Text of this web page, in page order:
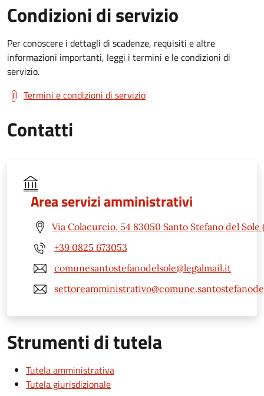
Condizioni di servizio
Per conoscere i dettagli di scadenze, requisiti e altre
informazioni importanti, leggi i termini e le condizioni di
servizio.
Termini e condizioni di servizio
Contatti
Area servizi amministrativi
Via Colacurcio, 54 83050 Santo Stefano del Sole
+39 0825 673053
comunesantostefanodelsole@legalmail.it
Strumenti di tutela
Tutela amministrativa
Tutela giurisdizionale